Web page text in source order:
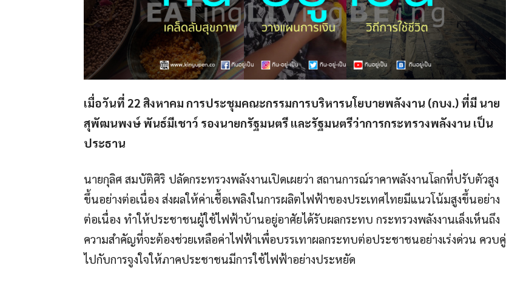
เมื่อวันที่ 22 สิงหาคม การประชุมคณะกรรมการบริหารนโยบายพลังงาน (กบง.) ที่มี นาย
สุพัฒนพงษ์ พันธ์มีเชาว์ รองนายกรัฐมนตรี และรัฐมนตรีว่าการกระทรวงพลังงาน เป็น
ประธาน
นายกุลิศ สมบัติศิริ ปลัดกระทรวงพลังงานเปิดเผยว่า สถานการณ์ราคาพลังงานโลกที่ปรับตัวสูง
ขึ้นอย่างต่อเนื่อง ส่งผลให้ค่าเชื้อเพลิงในการผลิตไฟฟ้าของประเทศไทยมีแนวโน้มสูงขึ้นอย่าง
ต่อเนื่อง ทำให้ประชาชนผู้ใช้ไฟฟ้าบ้านอยู่อาศัยได้รับผลกระทบ กระทรวงพลังงานเล็งเห็นถึง
ความสำคัญที่จะต้องช่วยเหลือค่าไฟฟ้าเพื่อบรรเทาผลกระทบต่อประชาชนอย่างเร่งด่วน ควบคู่
ไปกับการจูงใจให้ภาคประชาชนมีการใช้ไฟฟ้าอย่างประหยัด